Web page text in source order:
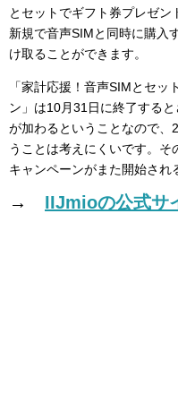
とセットでギフト券プレゼン
新規で音声SIMと同時に購入
け取ることができます。
「家計応援！音声SIMとセ
ン」は10月31日に終了する
が加わるということなので、
うことは考えにくいです。
キャンペーンがまた開始され
→ IIJmioの公式サ